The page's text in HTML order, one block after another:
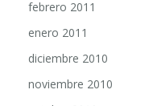
enero 2011
diciembre 2010
noviembre 2010
octubre 2010